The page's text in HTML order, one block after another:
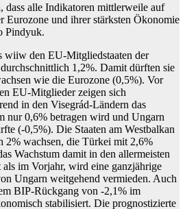
dass alle Indikatoren mittlerweile auf
Eurozone und ihrer stärksten Ökonomie
Pindyuk.
wiiw den EU-Mitgliedstaaten der
1,2%. Damit dürften sie
wie die Eurozone (0,5%). Vor
EU-Mitglieder zeigen sich
in den Visegrád-Ländern das
nur 0,6% betragen wird und Ungarn
(-0,5%). Die Staaten am Westbalkan
2% wachsen, die Türkei mit 2,6%
Wachstum damit in den allermeisten
im Vorjahr, wird eine ganzjährige
Ungarn weitgehend vermieden. Auch
BIP-Rückgang von -2,1% im
stabilisiert. Die prognostizierte